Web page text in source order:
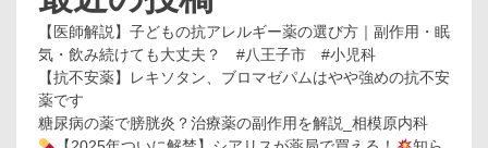
【医師解説】子どもの抗アレルギー薬の選び方｜副作用・眠
気・飲み続けても大丈夫？ #八王子市 #小児科
【抗不安薬】レキソタン、ブロマゼパムはやや強めの抗不安
薬です
糖尿病の薬で膀胱炎？治療薬の副作用を解説_相模原内科